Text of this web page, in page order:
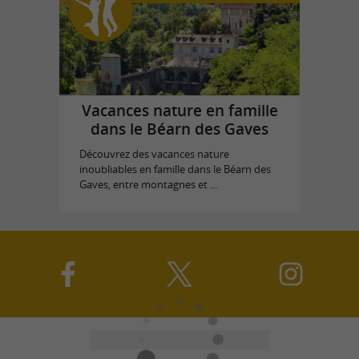
Vacances nature en famille
dans le Béarn des Gaves
Découvrez des vacances nature
inoubliables en famille dans le Béarn des
Gaves, entre montagnes et ...